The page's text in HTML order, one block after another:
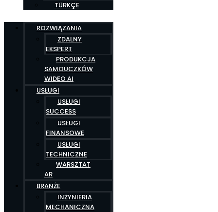
TÜRKÇE
ROZWIĄZANIA
ZDALNY
EKSPERT
PRODUKCJA
SAMOUCZKÓW
WIDEO AI
USŁUGI
USŁUGI
SUCCESS
USŁUGI
FINANSOWE
USŁUGI
TECHNICZNE
WARSZTAT
AR
BRANŻE
INŻYNIERIA
MECHANICZNA